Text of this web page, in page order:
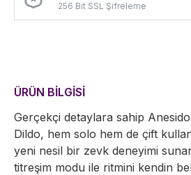
256 Bit SSL Şifreleme
ÜRÜN BİLGİSİ
Gerçekçi detaylara sahip
Dildo, hem solo hem de çift
yeni nesil bir zevk deneyimi
titreşim modu ile ritmini kendin